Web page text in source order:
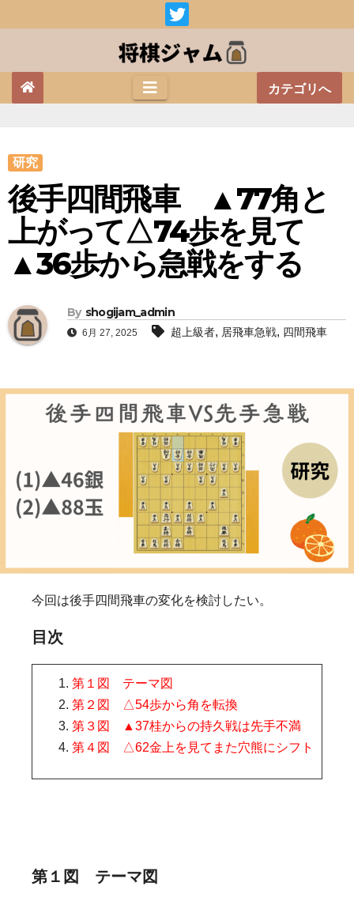
カテゴリへ
研究
後手四間飛車 ▲77角と
上がって△74歩を見て
▲36歩から急戦をする
By shogijam_admin
6月 27, 2025 超上級者, 居飛車急戦, 四間飛車
今回は後手四間飛車の変化を検討したい。
目次
第１図 テーマ図
第２図 △54歩から角を転換
第３図 ▲37桂からの持久戦は先手不満
第４図 △62金上を見てまた穴熊にシフト
第１図 テーマ図